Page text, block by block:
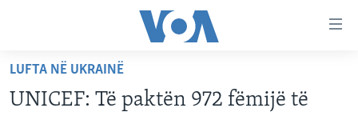
faqen
kryesore
LUFTA NË UKRAINË
UNICEF: Të paktën 972 fëmijë të